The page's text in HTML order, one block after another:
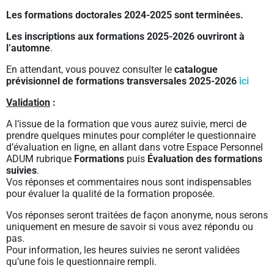
Les formations doctorales 2024-2025 sont terminées.
Les inscriptions aux formations 2025-2026 ouvriront à
l’automne.
En attendant, vous pouvez consulter le catalogue
prévisionnel de formations transversales 2025-2026 ici
Validation :
A l’issue de la formation que vous aurez suivie, merci de
prendre quelques minutes pour compléter le questionnaire
d’évaluation en ligne, en allant dans votre Espace Personnel
ADUM rubrique Formations puis Évaluation des formations
suivies.
Vos réponses et commentaires nous sont indispensables
pour évaluer la qualité de la formation proposée.
Vos réponses seront traitées de façon anonyme, nous serons
uniquement en mesure de savoir si vous avez répondu ou
pas.
Pour information, les heures suivies ne seront validées
qu’une fois le questionnaire rempli.